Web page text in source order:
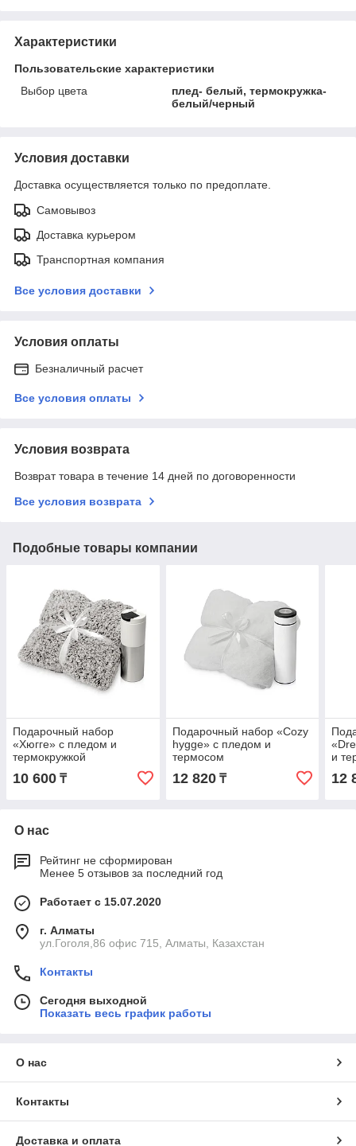
Характеристики
Пользовательские характеристики
Выбор цвета
плед- белый, термокружка-
белый/черный
Условия доставки
Доставка осуществляется только по предоплате.
Самовывоз
Доставка курьером
Транспортная компания
Все условия доставки
Условия оплаты
Безналичный расчет
Все условия оплаты
Условия возврата
Возврат товара в течение 14 дней по договоренности
Все условия возврата
Подобные товары компании
Подарочный набор
«Хюгге» с пледом и
термокружкой
10 600 ₸
Подарочный набор «Cozy
hygge» с пледом и
термосом
12 820₸
и
12
О нас
Рейтинг не сформирован
Менее 5 отзывов за последний год
Работает с 15.07.2020
г. Алматы
ул.Гоголя,86 офис 715, Алматы, Казахстан
Контакты
Сегодня выходной
Показать весь график работы
О нас
Контакты
Доставка и оплата